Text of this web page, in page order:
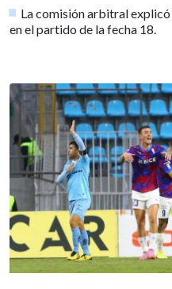
La comisión arbitral
en el partido de la fecha 18.